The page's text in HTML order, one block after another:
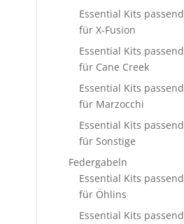
Essential Kits passend
für X-Fusion
Essential Kits passend
für Cane Creek
Essential Kits passend
für Marzocchi
Essential Kits passend
für Sonstige
Federgabeln
Essential Kits passend
für Öhlins
Essential Kits passend